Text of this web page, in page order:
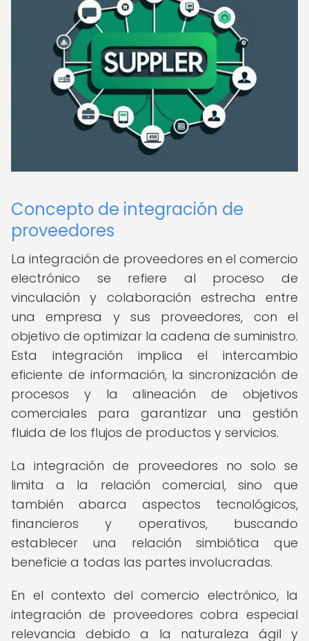
Concepto de integración de
proveedores
La integración de proveedores en el comercio
electrónico se refiere al proceso de
vinculación y colaboración estrecha entre
una empresa y sus proveedores, con el
objetivo de optimizar la cadena de suministro.
Esta integración implica el intercambio
eficiente de información, la sincronización de
procesos y la alineación de objetivos
comerciales para garantizar una gestión
fluida de los flujos de productos y servicios.
La integración de proveedores no solo se
limita a la relación comercial, sino que
también abarca aspectos tecnológicos,
financieros y operativos, buscando
establecer una relación simbiótica que
beneficie a todas las partes involucradas.
En el contexto del comercio electrónico, la
integración de proveedores cobra especial
relevancia debido a la naturaleza ágil y